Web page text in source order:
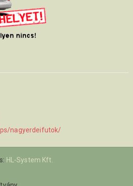
nagyerdeifutok/
HL-System Kft.